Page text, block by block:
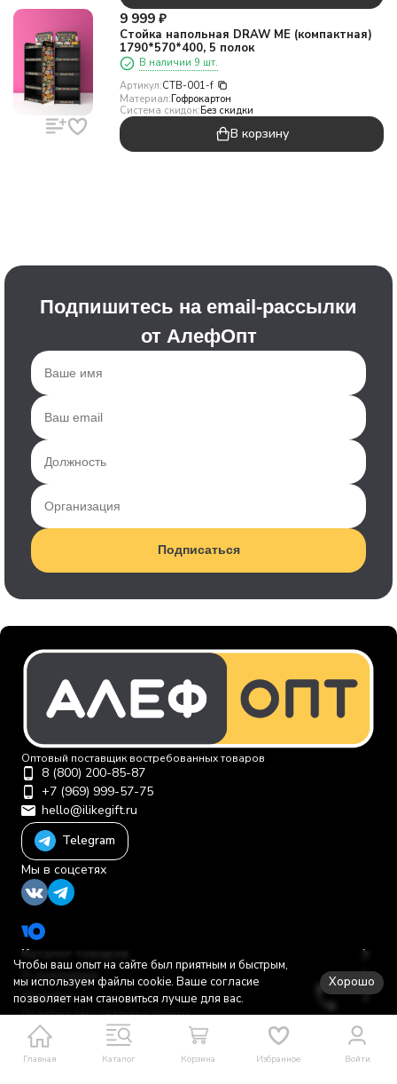
9 999 ₽
Стойка напольная DRAW ME (компактная)
1790*570*400, 5 полок
В наличии 9 шт.
Артикул:СТВ-001-f
Материал:Гофрокартон
Система скидок:Без скидки
В корзину
Подпишитесь на email-рассылки
от АлефОпт
Подписаться
Главная Каталог Корзина Избранное Войти
Оптовый поставщик востребованных товаров
8 (800) 200-85-87
+7 (969) 999-57-75
hello@ilikegift.ru
Telegram
Мы в соцсетях
Каталог товаров
О компании
Помощь
Политика персональных данных
© 2012-2026 ООО "Первая торговая компания"
Чтобы ваш опыт на сайте был приятным и быстрым,
мы используем файлы cookie. Ваше согласие
позволяет нам становиться лучше для вас.
Хорошо